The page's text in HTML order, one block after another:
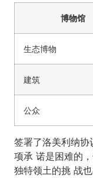
博物馆
生态博物
建筑
公众
签署了洛美利纳
项承 诺是困难的
独特领土的挑 战